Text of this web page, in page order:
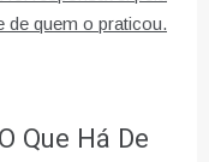
de quem o praticou.
Que Há De